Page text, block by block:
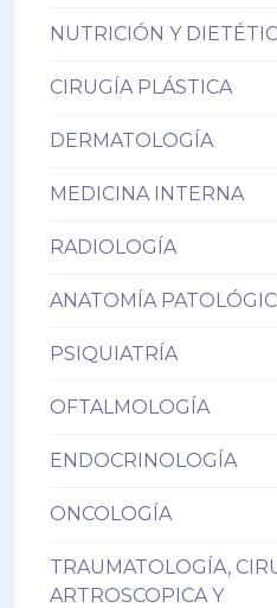
NUTRICIÓN Y
CIRUGÍA PLÁSTICA
DERMATOLOGÍA
MEDICINA INTERNA
RADIOLOGÍA
ANATOMÍA
PSIQUIATRÍA
OFTALMOLOGÍA
ENDOCRINOLOGÍA
ONCOLOGÍA
TRAUMATOLOGÍA,
ARTROSCOPICA Y